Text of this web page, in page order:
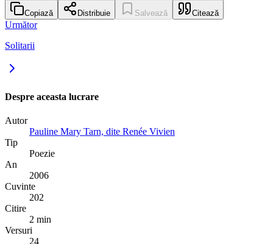
Copiază Distribuie Salvează Citează
Următor
Solitarii
Despre aceasta lucrare
Autor
Pauline Mary Tarn, dite Renée Vivien
Tip
Poezie
An
2006
Cuvinte
202
Citire
2 min
Versuri
24